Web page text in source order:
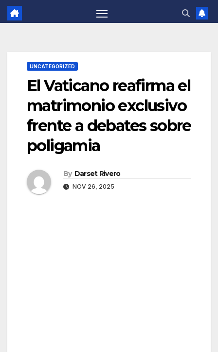
UNCATEGORIZED
El Vaticano reafirma el
matrimonio exclusivo
frente a debates sobre
poligamia
By Darset Rivero
NOV 26, 2025